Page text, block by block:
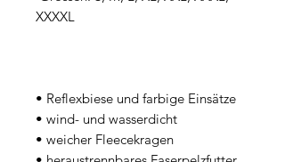
XXXXL
• Reflexbiese und farbige Einsätze
• wind- und wasserdicht
• weicher Fleecekragen